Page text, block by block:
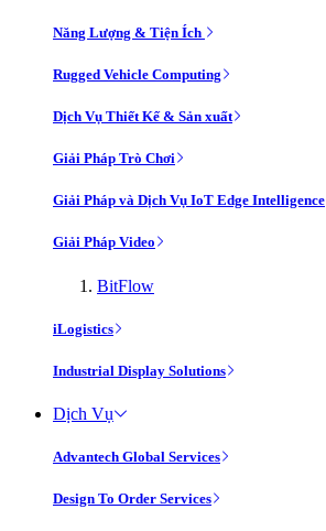
Năng Lượng & Tiện Ích
Rugged Vehicle Computing
Dịch Vụ Thiết Kế & Sản xuất
Giải Pháp Trò Chơi
Giải Pháp và Dịch Vụ IoT Edge Intelligence
Giải Pháp Video
BitFlow
iLogistics
Industrial Display Solutions
Dịch Vụ
Advantech Global Services
Design To Order Services